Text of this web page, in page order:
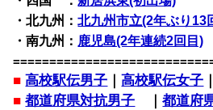
・北九州：北九州市立(2年ぶり13
・南九州： 鹿児島(2年連続2回目)
■ 高校駅伝男子 ｜高校駅伝女子
■ 都道府県対抗男子 ｜都道府